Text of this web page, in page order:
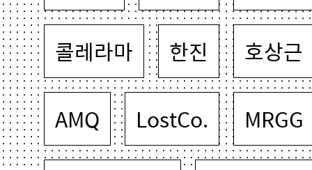
콜레라마 한진 호상근
AMQ LostCo. MRGG